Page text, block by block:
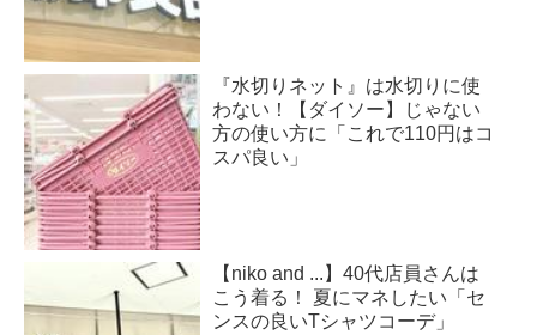
『水切りネット』は水切りに使
わない！【ダイソー】じゃない
方の使い方に「これで110円はコ
スパ良い」
【niko and ...】40代店員さんは
こう着る！ 夏にマネしたい「セ
ンスの良いTシャツコーデ」